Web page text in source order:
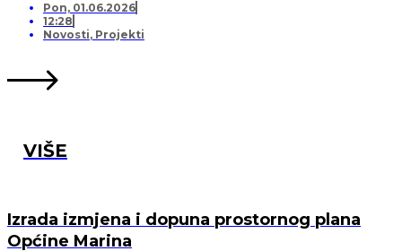
Pon, 01.06.2026
12:28
Novosti, Projekti
VIŠE
Izrada izmjena i dopuna prostornog plana
Općine Marina